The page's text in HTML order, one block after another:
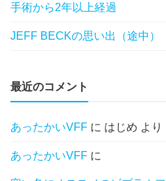
手術から2年以上経過
JEFF BECKの思い出（途中）
最近のコメント
あったかいVFF に はじめ より
あったかいVFF に